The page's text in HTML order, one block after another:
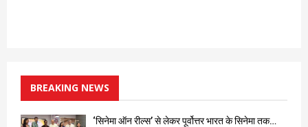
BREAKING NEWS
‘सिनेमा ऑन रील्स’ से लेकर पूर्वोत्तर भारत के सिनेमा तक…